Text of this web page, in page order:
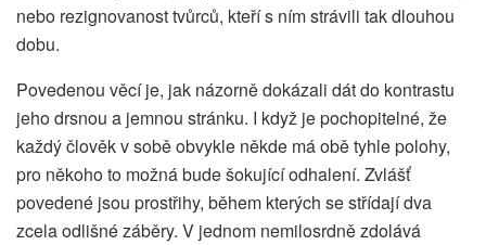
nebo rezignovanost tvůrců, kteří s ním strávili tak dlouhou
dobu.
Povedenou věcí je, jak názorně dokázali dát do kontrastu
jeho drsnou a jemnou stránku. I když je pochopitelné, že
každý člověk v sobě obvykle někde má obě tyhle polohy,
pro někoho to možná bude šokující odhalení. Zvlášť
povedené jsou prostřihy, během kterých se střídají dva
zcela odlišné záběry. V jednom nemilosrdně zdolává